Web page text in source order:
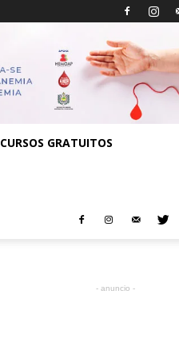
CURSOS GRATUITOS
- anuncio -